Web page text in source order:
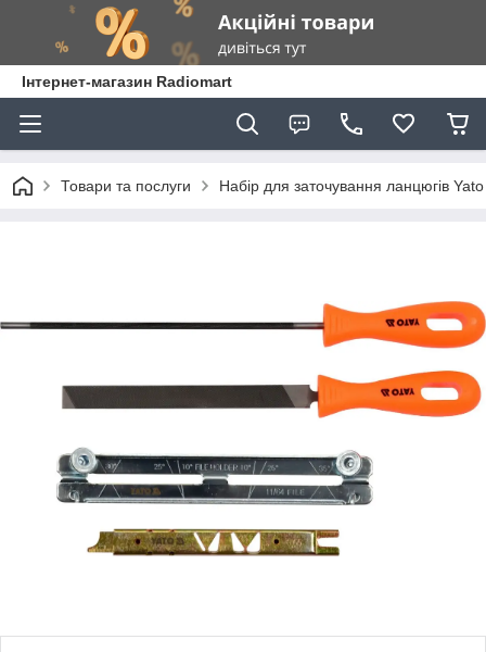
Інтернет-магазин Radiomart
Товари та послуги Набір для заточування ланцюгів